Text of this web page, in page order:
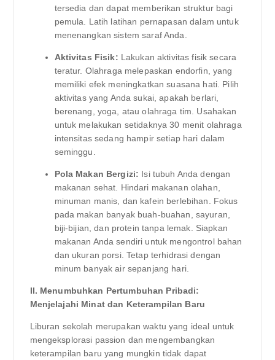
tersedia dan dapat memberikan struktur bagi
pemula. Latih latihan pernapasan dalam untuk
menenangkan sistem saraf Anda.
Aktivitas Fisik: Lakukan aktivitas fisik secara
teratur. Olahraga melepaskan endorfin, yang
memiliki efek meningkatkan suasana hati. Pilih
aktivitas yang Anda sukai, apakah berlari,
berenang, yoga, atau olahraga tim. Usahakan
untuk melakukan setidaknya 30 menit olahraga
intensitas sedang hampir setiap hari dalam
seminggu.
Pola Makan Bergizi: Isi tubuh Anda dengan
makanan sehat. Hindari makanan olahan,
minuman manis, dan kafein berlebihan. Fokus
pada makan banyak buah-buahan, sayuran,
biji-bijian, dan protein tanpa lemak. Siapkan
makanan Anda sendiri untuk mengontrol bahan
dan ukuran porsi. Tetap terhidrasi dengan
minum banyak air sepanjang hari.
II. Menumbuhkan Pertumbuhan Pribadi:
Menjelajahi Minat dan Keterampilan Baru
Liburan sekolah merupakan waktu yang ideal untuk
mengeksplorasi passion dan mengembangkan
keterampilan baru yang mungkin tidak dapat